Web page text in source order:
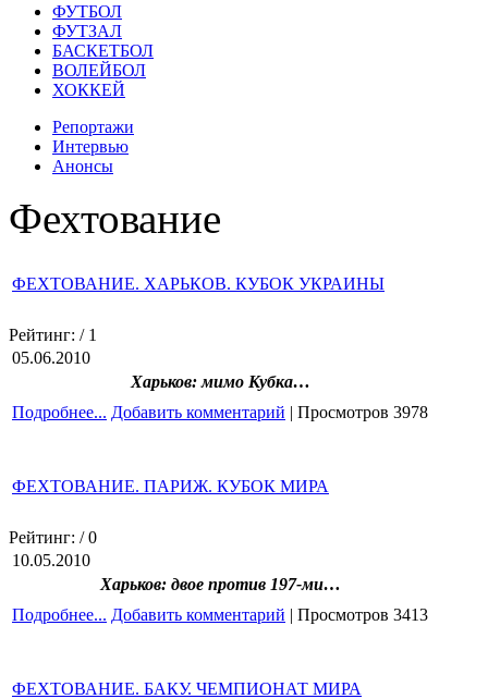
ФУТБОЛ
ФУТЗАЛ
БАСКЕТБОЛ
ВОЛЕЙБОЛ
ХОККЕЙ
Репортажи
Интервью
Анонсы
Фехтование
ФЕХТОВАНИЕ. ХАРЬКОВ. КУБОК УКРАИНЫ
Рейтинг: / 1
05.06.2010
Харьков: мимо Кубка…
Подробнее... Добавить комментарий | Просмотров 3978
ФЕХТОВАНИЕ. ПАРИЖ. КУБОК МИРА
Рейтинг: / 0
10.05.2010
Харьков: двое против 197-ми…
Подробнее... Добавить комментарий | Просмотров 3413
ФЕХТОВАНИЕ. БАКУ. ЧЕМПИОНАТ МИРА